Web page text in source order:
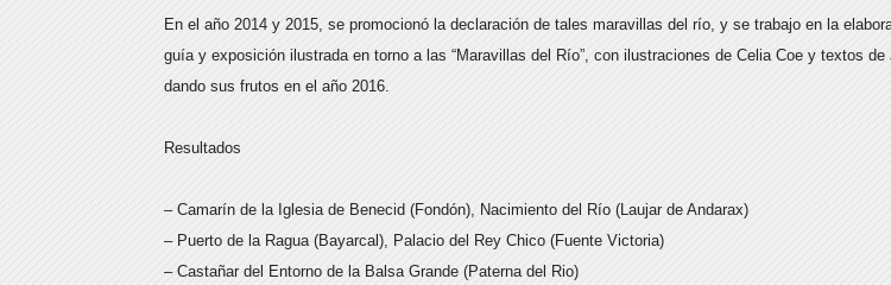
En el año 2014 y 2015, se promocionó la declaración de tales maravillas del río, y se trabajo en la
guía y exposición ilustrada en torno a las “Maravillas del Río”, con ilustraciones de Celia Coe y textos de
dando sus frutos en el año 2016.
Resultados
– Camarín de la Iglesia de Benecid (Fondón), Nacimiento del Río (Laujar de Andarax)
– Puerto de la Ragua (Bayarcal), Palacio del Rey Chico (Fuente Victoria)
– Castañar del Entorno de la Balsa Grande (Paterna del Rio)